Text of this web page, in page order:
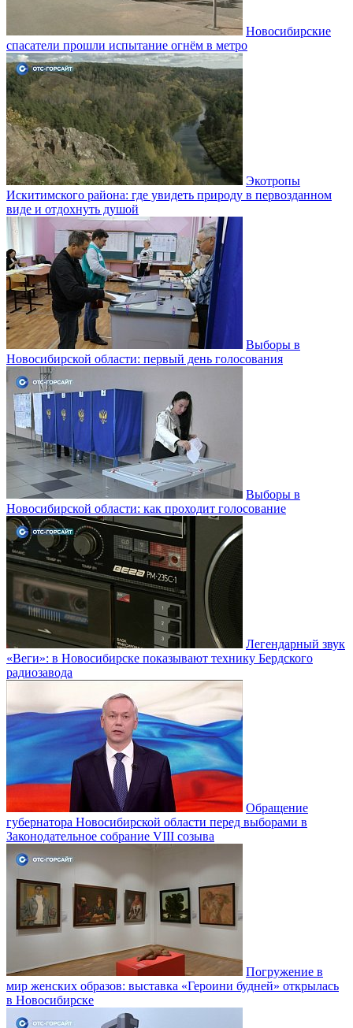
Новосибирские
спасатели прошли испытание огнём в метро
Экотропы
Искитимского района: где увидеть природу в первозданном
виде и отдохнуть душой
Выборы в
Новосибирской области: первый день голосования
Выборы в
Новосибирской области: как проходит голосование
Легендарный звук
«Веги»: в Новосибирске показывают технику Бердского
радиозавода
Обращение
губернатора Новосибирской области перед выборами в
Законодательное собрание VIII созыва
Погружение в
мир женских образов: выставка «Героини будней» открылась
в Новосибирске